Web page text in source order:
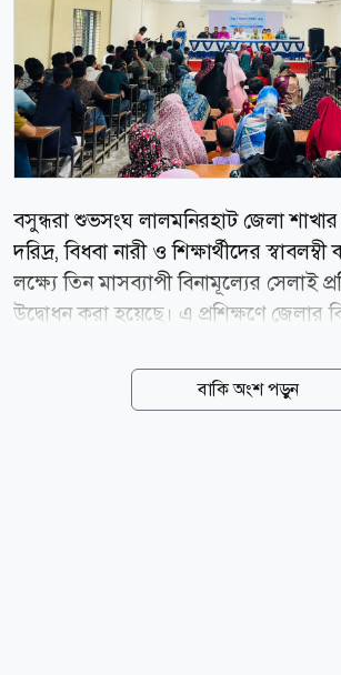
বসুন্ধরা শুভসংঘ লালমনিরহাট জেলা
দরিদ্র, বিধবা নারী ও শিক্ষার্থীদের
লক্ষ্যে তিন মাসব্যাপী বিনামূল্যের সেলাই
উদ্বোধন করা হয়েছে। এ প্রশিক্ষণে জেলার
করছেন। বুধবার (৫ আগস্ট) বিকেলে
উপজেলার শেখ শফিউদ্দিন কমার্স কলেজ
বাকি অংশ পড়ুন